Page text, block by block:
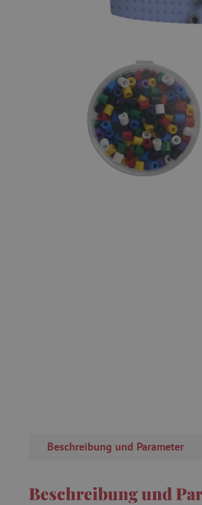
Beschreibung und Parameter
Beschreibung und